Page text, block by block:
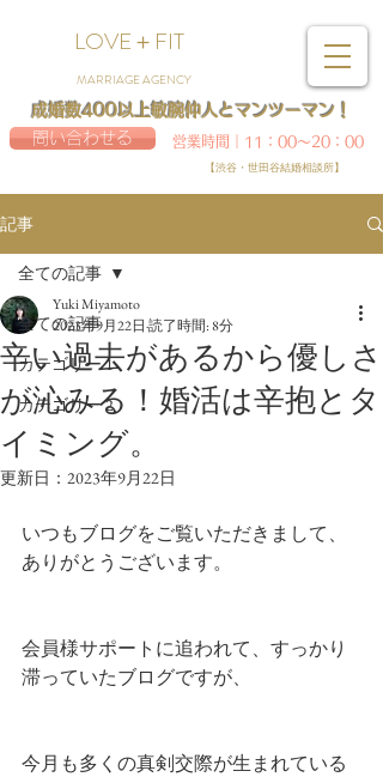
LOVE＋FIT
MARRIAGE AGENCY
問い合わせる
【渋谷・世田谷結婚相談所】
成婚数400以上敏腕仲人とマンツーマン！
営業時間｜11：00～20：00
記事
全ての記事
カテゴリー 1
カテゴリー 2
全ての記事
辛い過去があるから優しさ
が沁みる！婚活は辛抱とタ
イミング。
Yuki Miyamoto
2023年9月22日 読了時間: 8分
更新日： 2023年9月22日
いつもブログをご覧いただきまして、
ありがとうございます。
会員様サポートに追われて、すっかり
滞っていたブログですが、
今月も多くの真剣交際が生まれている